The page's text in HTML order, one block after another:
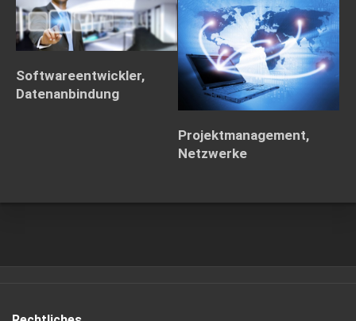
Softwareentwickler,
Datenanbindung
Projektmanagement,
Netzwerke